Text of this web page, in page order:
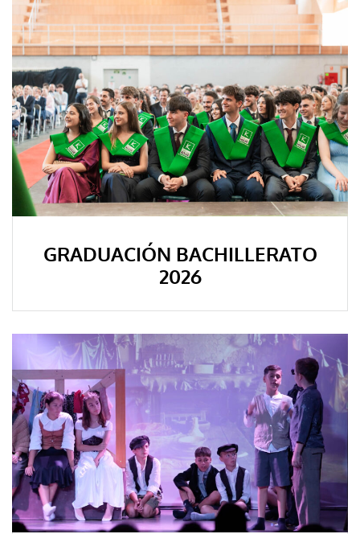
GRADUACIÓN BACHILLERATO
2026